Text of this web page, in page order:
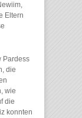
Eltern
Pardess
die
wie
die
konnten